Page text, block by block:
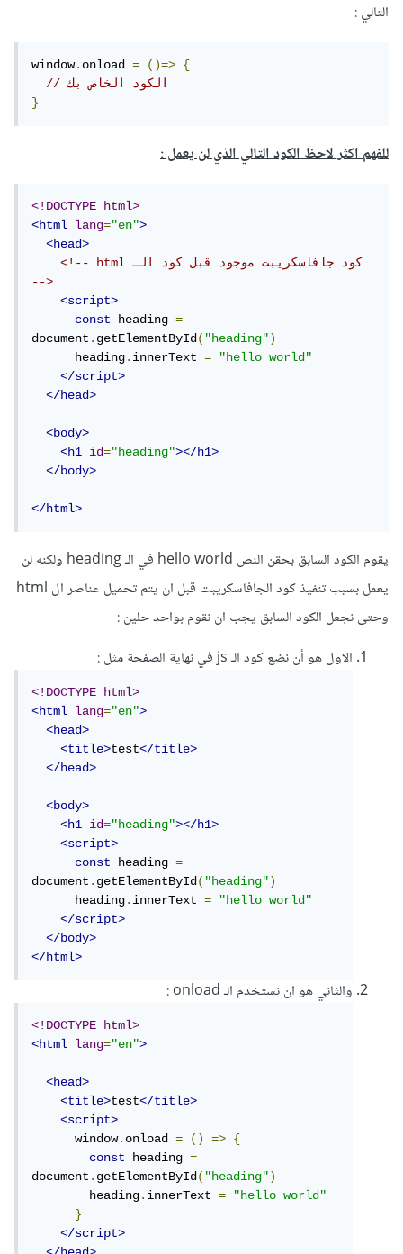
التالي
window.onload = ()=>
{
// الكود الخاص بك
}
للفهم اكثر لاحظ الكود التالي الذي لن يعمل:
<!DOCTYPE html>
<html
lang="en">
<head>
<!-- html كود جافاسكريبت موجود قبل كود الـ
-->
<script>
const
heading =
document.getElementById("heading")
      heading
.innerText =
"hello world"
</script>
</head>
<body>
<h1
id="heading"></h1>
</body>
</html>
يقوم الكود السابق بحقن النص hello world في الـ heading ولكنه لن
يعمل بسبب تنفيذ كود الجافاسكريبت قبل ان يتم تحميل عناصر ال html
وحتى نجعل الكود السابق يجب ان نقوم بواحد حلين
الاول هو أن نضع كود الـ js في نهاية الصفحة مثل
<!DOCTYPE html>
<html
lang="en">
<head>
<title>test</title>
</head>
<body>
<h1
id="heading"></h1>
<script>
const
heading =
document.getElementById("heading")
      heading
.innerText =
"hello world"
</script>
</body>
</html>
والثاني هو ان نستخدم الـ onload
<!DOCTYPE html>
<html
lang="en">
<head>
<title>test</title>
<script>
      window
.onload = () =>
{
const
heading =
document.getElementById("heading")
        heading
.innerText =
"hello world"
}
</script>